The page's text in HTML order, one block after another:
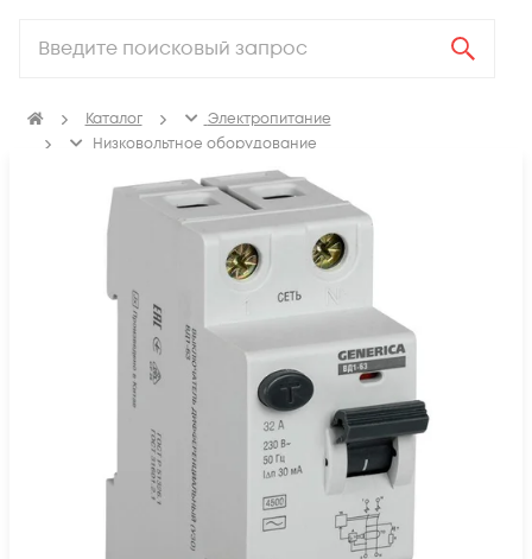
Каталог
Электропитание
Низковольтное оборудование
Выключатели дифференцальные модульные